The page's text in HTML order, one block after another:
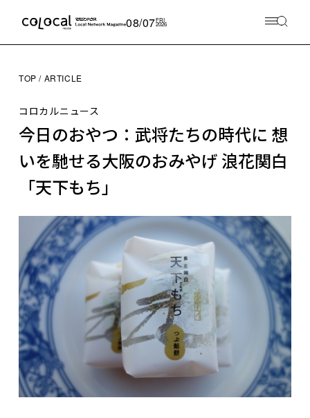
08/07FRI
2026
TOP ARTICLE
コロカルニュース
今日のおやつ：武将たちの時代に 想
いを馳せる大阪のおみやげ 浪花関白
「天下もち」